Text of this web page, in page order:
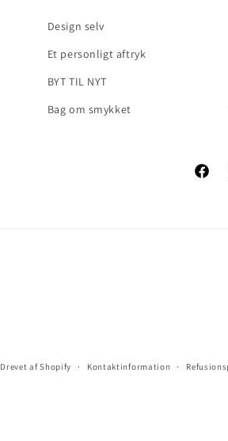
Design selv
Et personligt aftryk
BYT TIL NYT
Bag om smykket
Drevet af Shopify Kontaktinformation